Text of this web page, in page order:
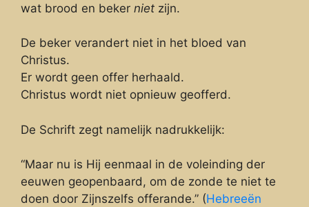
wat brood en beker niet zijn.
De beker verandert niet in het bloed van
Christus.
Er wordt geen offer herhaald.
Christus wordt niet opnieuw geofferd.
De Schrift zegt namelijk nadrukkelijk:
“Maar nu is Hij eenmaal in de voleinding der
eeuwen geopenbaard, om de zonde te niet te
doen door Zijnszelfs offerande.” (Hebreeën